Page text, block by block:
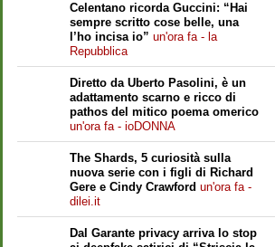
Celentano ricorda Guccini: “Hai
sempre scritto cose belle, una
l’ho incisa io” un'ora fa - la
Repubblica
Diretto da Uberto Pasolini, è un
adattamento scarno e ricco di
pathos del mitico poema omerico
un'ora fa - ioDONNA
The Shards, 5 curiosità sulla
nuova serie con i figli di Richard
Gere e Cindy Crawford un'ora fa -
dilei.it
Dal Garante privacy arriva lo stop